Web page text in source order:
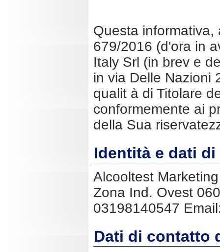
Questa
679/2016 (d'ora in
Italy Srl (in brev e
in via Delle Nazioni
qualit à di Titolare
conformemente ai
della Sua
Identità e dati
Alcooltest
Zona Ind. Ovest
03198140547
Dati di contatto